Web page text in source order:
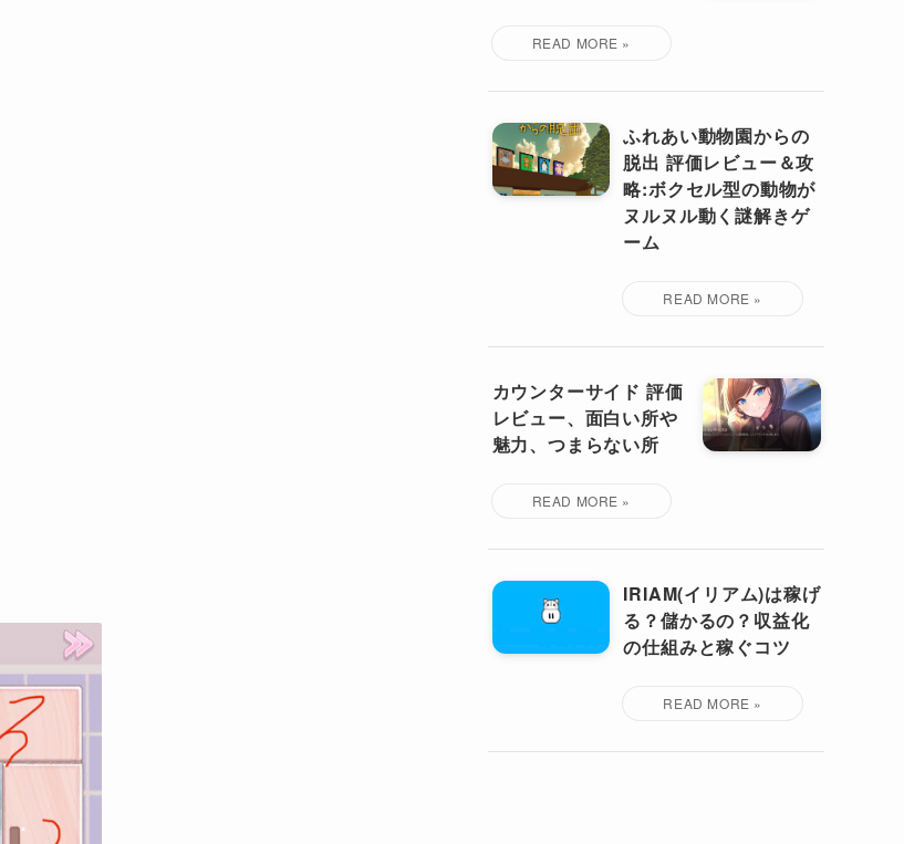
ふれあい動物園からの
脱出 評価レビュー＆攻
略:ボクセル型の動物が
ヌルヌル動く謎解きゲ
ーム
カウンターサイド 評価
レビュー、面白い所や
魅力、つまらない所
IRIAM(イリアム)は稼げ
る？儲かるの？収益化
の仕組みと稼ぐコツ